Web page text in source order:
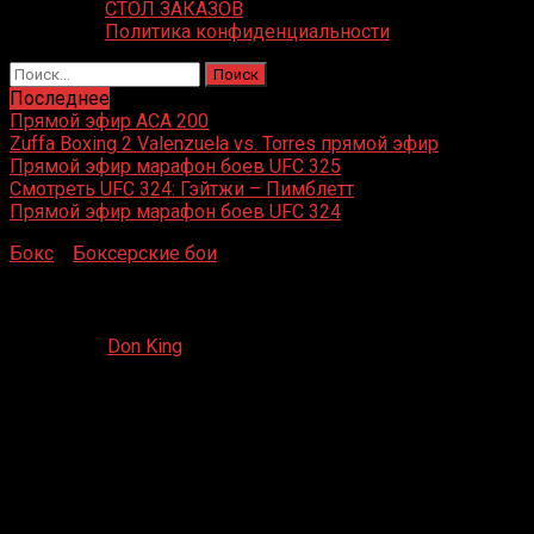
СТОЛ ЗАКАЗОВ
Политика конфиденциальности
Найти:
Последнее
Прямой эфир ACA 200
Zuffa Boxing 2 Valenzuela vs. Torres прямой эфир
Прямой эфир марафон боев UFC 325
Смотреть UFC 324: Гэйтжи – Пимблетт
Прямой эфир марафон боев UFC 324
Бокс
Боксерские бои
Don King